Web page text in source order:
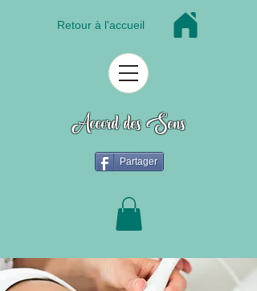
Retour à l'accueil
Accord des Sens
Partager